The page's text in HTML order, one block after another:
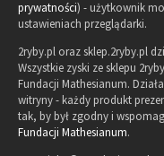
prywatności) - użytkownik
ustawieniach przeglądarki.
2ryby.pl oraz sklep.2ryby.pl
Wszystkie zyski ze sklepu
Fundacji Mathesianum.
witryny - każdy produkt
tak, by był zgodny i
Fundacji Mathesianum.